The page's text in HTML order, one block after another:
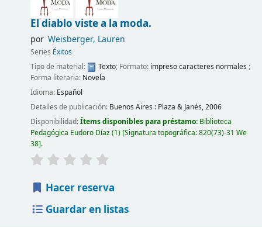
El diablo viste a la moda.
por Weisberger, Lauren
Series Éxitos
Tipo de material:
Texto; Formato: impreso caracteres normales ;
Forma literaria: Novela
Idioma: Español
Detalles de publicación: Buenos Aires : Plaza & Janés,2006
Disponibilidad:Ítems disponibles para préstamo: Biblioteca
Pedagógica Eudoro Díaz(1) Signatura topográfica:820(73)-31 We
38 .
Hacer reserva
Guardar en listas